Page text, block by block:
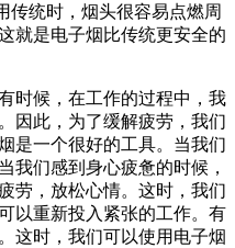
统时，烟头很容易点燃周
就是电子烟比传统更安全的
时候，在工作的过程中，我
因此，为了缓解疲劳，我们
是一个很好的工具。当我们
我们感到身心疲惫的时候，
劳，放松心情。这时，我们
以重新投入紧张的工作。有
这时，我们可以使用电子烟